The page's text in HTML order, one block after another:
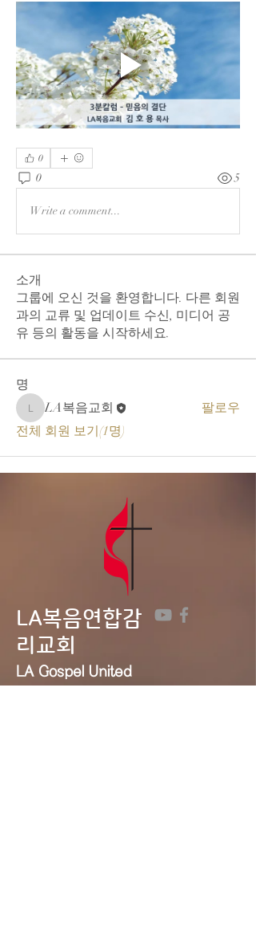
0
0 5
Write a comment...
소개
그룹에 오신 것을 환영합니다. 다른 회원
과의 교류 및 업데이트 수신, 미디어 공
유 등의 활동을 시작하세요.
명
LA복음교회
LA복음교회
팔로우
전체 회원 보기(1명)
LA복음연합감
리교회
LA Gospel United